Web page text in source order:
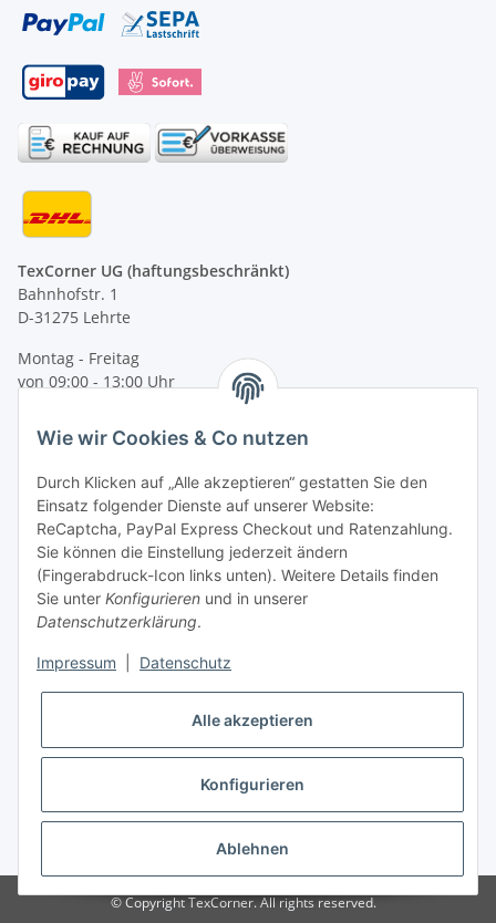
TexCorner UG (haftungsbeschränkt)
Bahnhofstr. 1
D-31275 Lehrte
Montag - Freitag
von 09:00 - 13:00 Uhr
Tel: +49 (0) 5132 8230689
E-Mail:mail@texcorner.de
Vertrag widerrufen
* Alle Preise inkl. gesetzlicher USt., zzgl.Versand
© Copyright TexCorner. All rights reserved.
Wie wir Cookies & Co nutzen
Durch Klicken auf „Alle akzeptieren“ gestatten Sie den
Einsatz folgender Dienste auf unserer Website:
ReCaptcha, PayPal Express Checkout und Ratenzahlung.
Sie können die Einstellung jederzeit ändern
(Fingerabdruck-Icon links unten). Weitere Details finden
Sie unter Konfigurieren und in unserer
Datenschutzerklärung.
Impressum Datenschutz
Alle akzeptieren
Konfigurieren
Ablehnen